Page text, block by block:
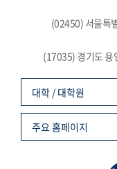
(02450) 서울특
(17035) 경기도
대학 / 대학원
주요 홈페이지